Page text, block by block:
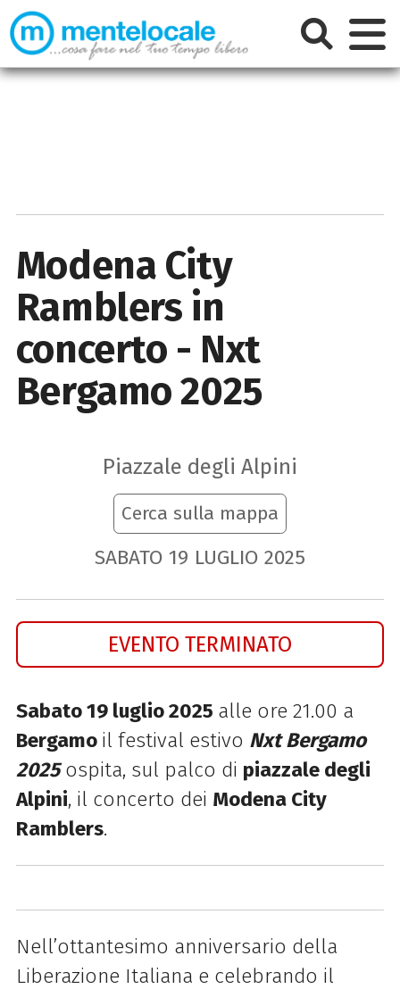
Modena City
Ramblers in
concerto - Nxt
Bergamo 2025
Piazzale degli Alpini
Cerca sulla mappa
SABATO 19 LUGLIO 2025
EVENTO TERMINATO
Sabato 19 luglio 2025 alle ore 21.00 a
Bergamo il festival estivo Nxt Bergamo
2025ospita, sul palco di piazzale degli
Alpini, il concerto dei Modena City
Ramblers.
Nell’ottantesimo anniversario della
Liberazione Italiana e celebrando il